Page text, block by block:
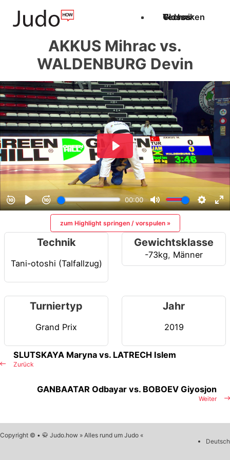
Techniken
Videos
Glossar
AKKUS Mihrac vs.
WALDENBURG Devin
zum Highlight springen / vorspulen »
Technik
Tani-otoshi (Talfallzug)
Gewichtsklasse
-73kg, Männer
Turniertyp
Grand Prix
Jahr
2019
Zurück
SLUTSKAYA Maryna vs. LATRECH Islem
Weiter
GANBAATAR Odbayar vs. BOBOEV Giyosjon
Copyright © • 🥋 Judo.how » Alles rund um Judo «
Deutsch